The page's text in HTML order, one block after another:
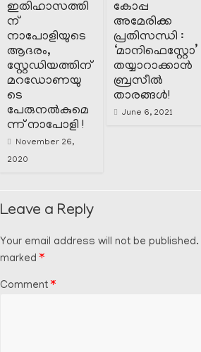
ഇതിഹാസത്തി
ന്
നാപോളിയുടെ
ആദരം,
സ്റ്റേഡിയത്തിന്
മറഡോണയു
ടെ
പേരുനൽകുമെ
ന്ന് നാപോളി !
November 26,
2020
കോപ്പ
അമേരിക്ക
പ്രതിസന്ധി :
‘മാനിഫെസ്റ്റോ’
തയ്യാറാക്കാൻ
ബ്രസീൽ
താരങ്ങൾ!
June 6, 2021
Leave a Reply
Your email address will not be published.
marked *
Comment *